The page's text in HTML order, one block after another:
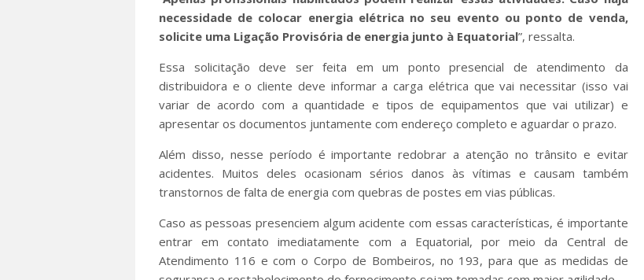
necessidade de colocar energia elétrica no seu evento ou ponto de venda,
solicite uma Ligação Provisória de energia junto à Equatorial”, ressalta.
Essa solicitação deve ser feita em um ponto presencial de atendimento da
distribuidora e o cliente deve informar a carga elétrica que vai necessitar (isso vai
variar de acordo com a quantidade e tipos de equipamentos que vai utilizar) e
apresentar os documentos juntamente com endereço completo e aguardar o prazo.
Além disso, nesse período é importante redobrar a atenção no trânsito e evitar
acidentes. Muitos deles ocasionam sérios danos às vítimas e causam também
transtornos de falta de energia com quebras de postes em vias públicas.
Caso as pessoas presenciem algum acidente com essas características, é importante
entrar em contato imediatamente com a Equatorial, por meio da Central de
Atendimento 116 e com o Corpo de Bombeiros, no 193, para que as medidas de